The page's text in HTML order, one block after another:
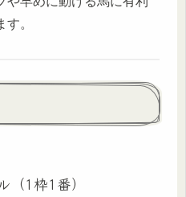
。
1枠1番）